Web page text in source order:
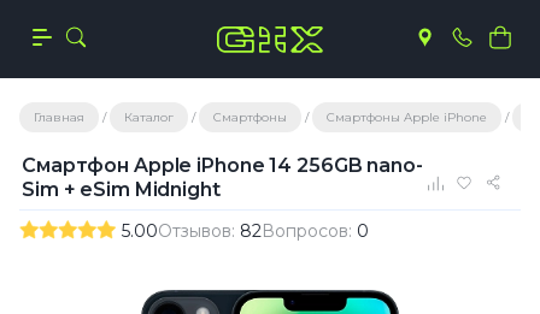
Главная Каталог Смартфоны Смартфоны Apple iPhone
Смартфон Apple iPhone 14 256GB nano-
Sim + eSim Midnight
5.00Отзывов: 82Вопросов: 0